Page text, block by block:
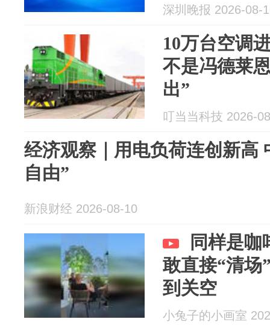
深圳晚报 2026-08-
10万台空调
不是冯德莱
出”
叮当当科技 2026-
经济观察｜用电负荷连创新高
自由”
新浪财经 2026-08-10
同样是咖
敢直接“清场
到关空
小兔子的小画室